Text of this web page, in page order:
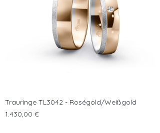
Trauringe TL3042 - Roségold/Weißgold
Preis
1.430,00 €